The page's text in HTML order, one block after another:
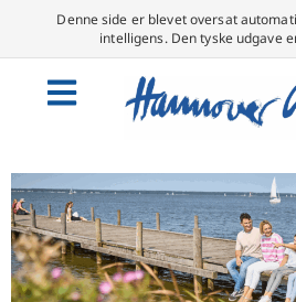
Denne side er blevet oversat
intelligens. Den tyske udgave